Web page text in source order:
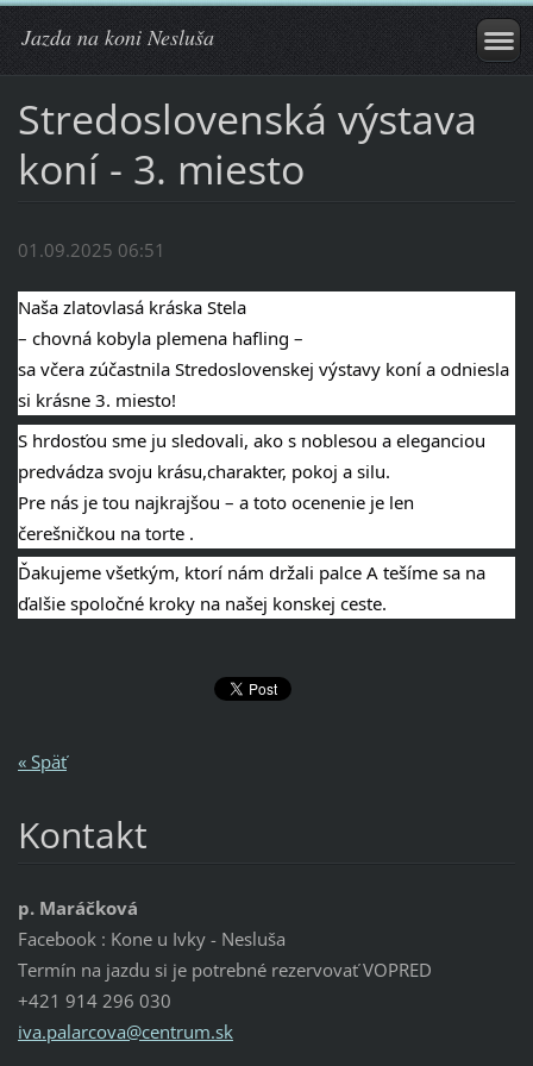
Jazda na koni Nesluša
Stredoslovenská výstava
koní - 3. miesto
01.09.2025 06:51
Naša zlatovlasá kráska Stela
– chovná kobyla plemena hafling –
sa včera zúčastnila Stredoslovenskej výstavy koní a odniesla
si krásne 3. miesto!
S hrdosťou sme ju sledovali, ako s noblesou a eleganciou
predvádza svoju krásu,charakter, pokoj a silu.
Pre nás je tou najkrajšou – a toto ocenenie je len
čerešničkou na torte .
Ďakujeme všetkým, ktorí nám držali palce A tešíme sa na
ďalšie spoločné kroky na našej konskej ceste.
« Späť
Kontakt
p. Maráčková
Facebook : Kone u Ivky - Nesluša
Termín na jazdu si je potrebné rezervovať VOPRED
+421 914 296 030
iva.palarcova@centrum.sk